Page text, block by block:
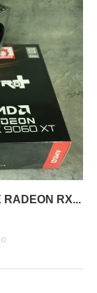
RX...